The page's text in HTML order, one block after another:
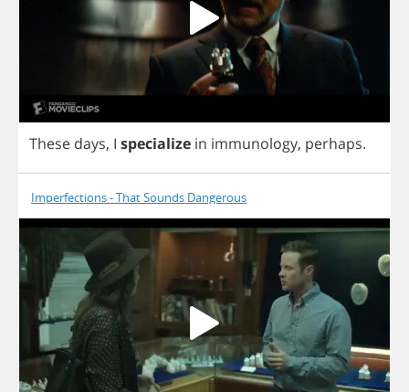
These days, I specialize in immunology, perhaps.
Imperfections - That Sounds Dangerous